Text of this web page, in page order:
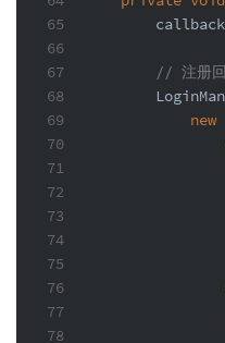
65
66
67
68
69
70
71
72
73
74
75
76
77
78
// 注册
new